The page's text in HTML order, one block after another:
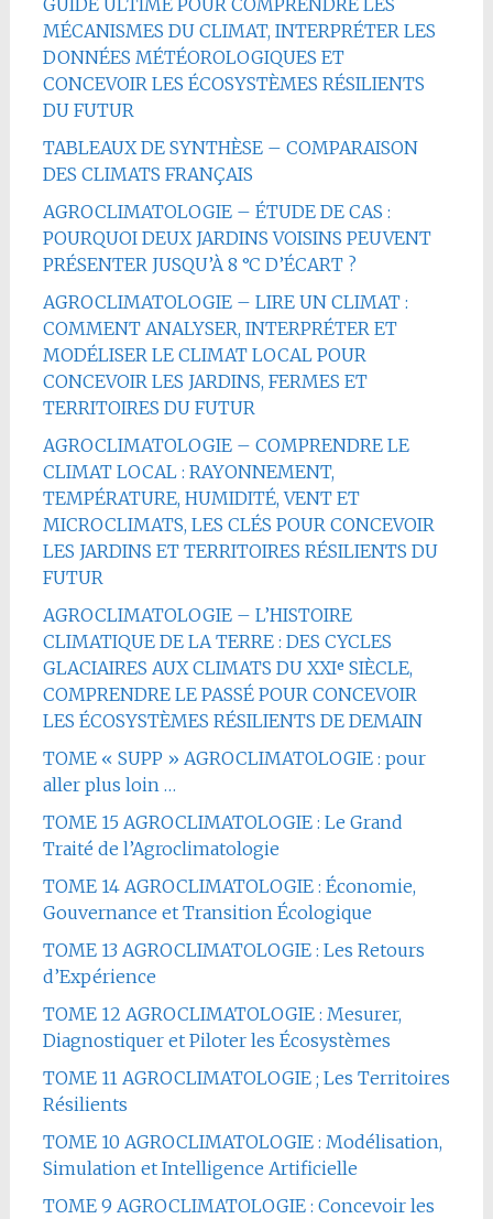
MÉCANISMES DU CLIMAT, INTERPRÉTER LES
DONNÉES MÉTÉOROLOGIQUES ET
CONCEVOIR LES ÉCOSYSTÈMES RÉSILIENTS
DU FUTUR
TABLEAUX DE SYNTHÈSE – COMPARAISON
DES CLIMATS FRANÇAIS
AGROCLIMATOLOGIE – ÉTUDE DE CAS :
POURQUOI DEUX JARDINS VOISINS PEUVENT
PRÉSENTER JUSQU’À 8 °C D’ÉCART ?
AGROCLIMATOLOGIE – LIRE UN CLIMAT :
COMMENT ANALYSER, INTERPRÉTER ET
MODÉLISER LE CLIMAT LOCAL POUR
CONCEVOIR LES JARDINS, FERMES ET
TERRITOIRES DU FUTUR
AGROCLIMATOLOGIE – COMPRENDRE LE
CLIMAT LOCAL : RAYONNEMENT,
TEMPÉRATURE, HUMIDITÉ, VENT ET
MICROCLIMATS, LES CLÉS POUR CONCEVOIR
LES JARDINS ET TERRITOIRES RÉSILIENTS DU
FUTUR
AGROCLIMATOLOGIE – L’HISTOIRE
CLIMATIQUE DE LA TERRE : DES CYCLES
GLACIAIRES AUX CLIMATS DU XXIᵉ SIÈCLE,
COMPRENDRE LE PASSÉ POUR CONCEVOIR
LES ÉCOSYSTÈMES RÉSILIENTS DE DEMAIN
TOME « SUPP » AGROCLIMATOLOGIE : pour
aller plus loin …
TOME 15 AGROCLIMATOLOGIE : Le Grand
Traité de l’Agroclimatologie
TOME 14 AGROCLIMATOLOGIE : Économie,
Gouvernance et Transition Écologique
TOME 13 AGROCLIMATOLOGIE : Les Retours
d’Expérience
TOME 12 AGROCLIMATOLOGIE : Mesurer,
Diagnostiquer et Piloter les Écosystèmes
TOME 11 AGROCLIMATOLOGIE ; Les Territoires
Résilients
TOME 10 AGROCLIMATOLOGIE : Modélisation,
Simulation et Intelligence Artificielle
TOME 9 AGROCLIMATOLOGIE : Concevoir les